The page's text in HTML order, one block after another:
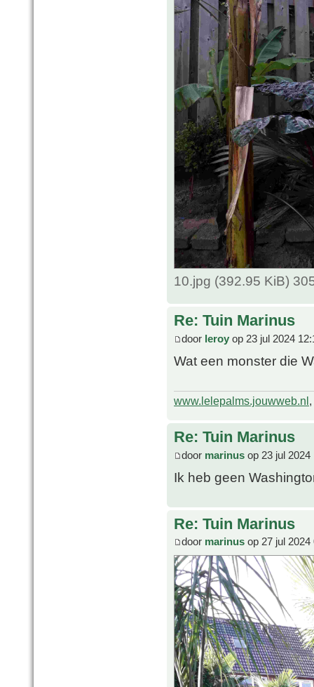
10.jpg (392.95 KiB)
Re: Tuin Marinus
door leroy op 23 jul 2024
Wat een monster die
www.lelepalms.jouwweb.nl
Re: Tuin Marinus
door marinus op 23 jul 2024
Ik heb geen
Re: Tuin Marinus
door marinus op 27 jul 2024